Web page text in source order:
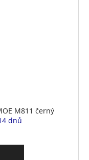
M811 černý
dnů